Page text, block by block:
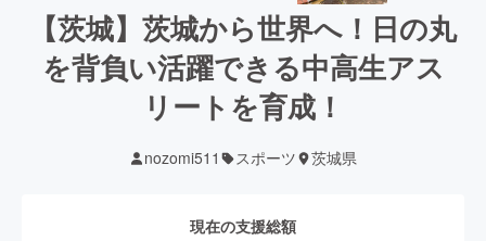
【茨城】茨城から世界へ！日の丸
を背負い活躍できる中高生アス
リートを育成！
nozomi511 スポーツ 茨城県
現在の支援総額